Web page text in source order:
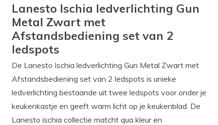
Lanesto Ischia ledverlichting Gun
Metal Zwart met
Afstandsbediening set van 2
ledspots
De Lanesto Ischia ledverlichting Gun Metal Zwart met
Afstandsbediening set van 2 ledspots is unieke
ledverlichting bestaande uit twee ledspots voor onder je
keukenkastje en geeft warm licht op je keukenblad. De
Lanesto ischia collectie matcht qua kleur en